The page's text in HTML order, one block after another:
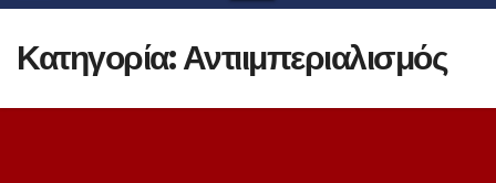
Κατηγορία:Αντιιμπεριαλισμός